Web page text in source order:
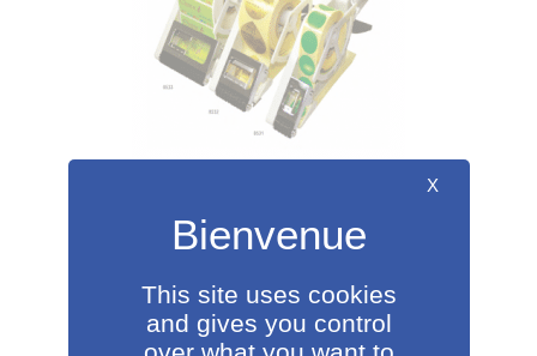
choisies
produit
Applicateurs manuels
A partir de 162,00 € HT
X
This site uses cookies
and gives you control